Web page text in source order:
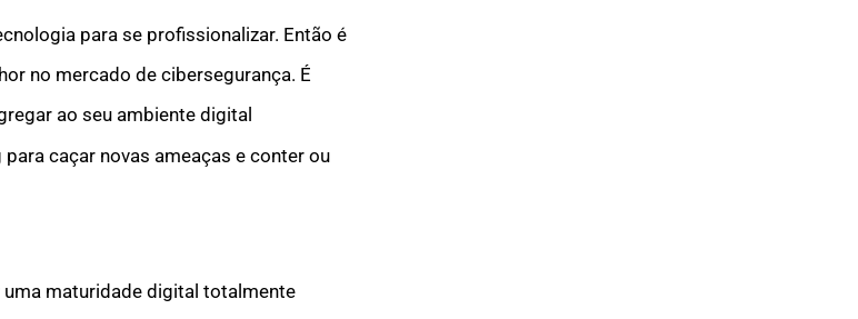
para se profissionalizar. Então é
no mercado de cibersegurança. É
ao seu ambiente digital
caçar novas ameaças e conter ou
maturidade digital totalmente